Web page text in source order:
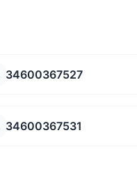
34600367527
34600367531